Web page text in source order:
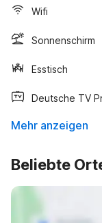
Wifi
Sonnenschirm
Esstisch
Deutsche TV
Mehr anzeigen
Beliebte